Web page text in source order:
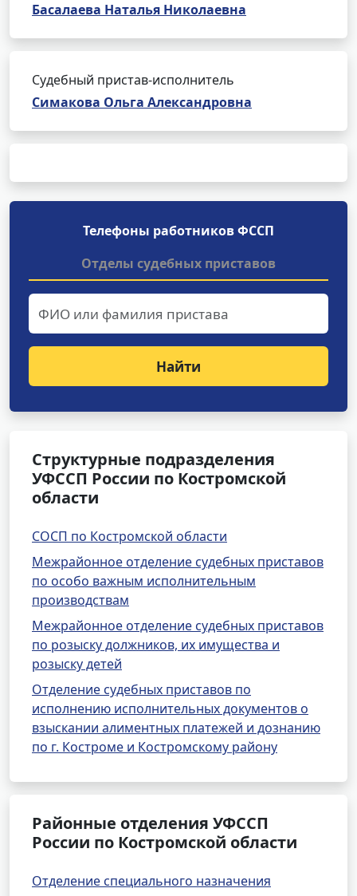
Басалаева Наталья Николаевна
Судебный пристав-исполнитель
Симакова Ольга Александровна
Телефоны работников ФССП
Отделы судебных приставов
Найти
Структурные подразделения
УФССП России по Костромской
области
СОСП по Костромской области
Межрайонное отделение судебных приставов
по особо важным исполнительным
производствам
Межрайонное отделение судебных приставов
по розыску должников, их имущества и
розыску детей
Отделение судебных приставов по
исполнению исполнительных документов о
взыскании алиментных платежей и дознанию
по г. Костроме и Костромскому району
Районные отделения УФССП
России по Костромской области
Отделение специального назначения